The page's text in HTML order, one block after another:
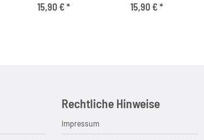
MCM233/12 Micro-
15,90 €*
Technisat SUN-
15,90 €*
Rechtliche Hinweise
Impressum